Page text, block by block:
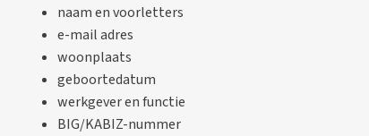
naam en voorletters
e-mail adres
woonplaats
geboortedatum
werkgever en functie
BIG/KABIZ-nummer